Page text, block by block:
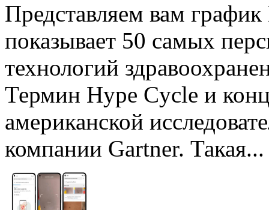
Представляем вам
показывает 50 самых
технологий
Термин Hype Cycle и
американской
компании Gartner. Такая...